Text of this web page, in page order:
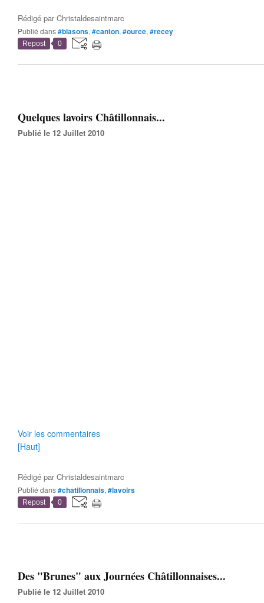
Rédigé parChristaldesaintmarc
Publié dans#blasons, #canton, #ource, #recey
Repost 0
Quelques lavoirs Châtillonnais...
Publié le 12 Juillet 2010
Voir les commentaires
[Haut]
Rédigé parChristaldesaintmarc
Publié dans#chatillonnais, #lavoirs
Repost 0
Des "Brunes" aux Journées Châtillonnaises...
Publié le 12 Juillet 2010